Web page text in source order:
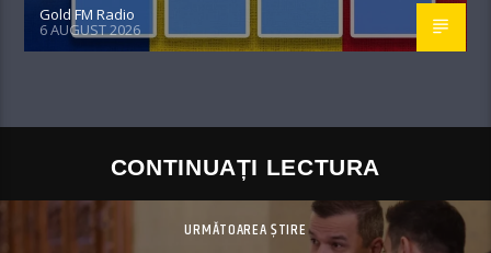
Gold FM Radio
6 AUGUST 2026
CONTINUAȚI LECTURA
URMĂTOAREA ȘTIRE